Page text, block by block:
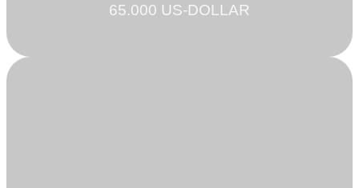
65.000 US-DOLLAR